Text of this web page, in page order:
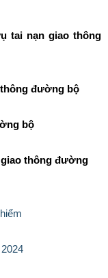
tai nạn giao thông
đường bộ
bộ
giao thông đường